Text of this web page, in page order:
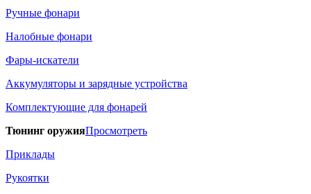
Ручные фонари
Налобные фонари
Фары-искатели
Аккумуляторы и зарядные устройства
Комплектующие для фонарей
Тюнинг оружияПросмотреть
Приклады
Рукоятки